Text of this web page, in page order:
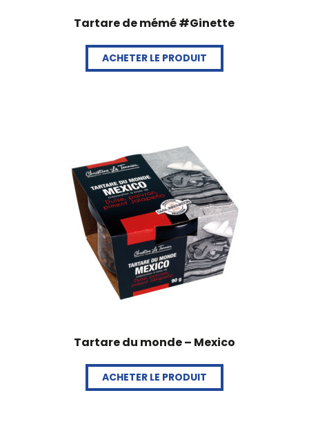
Tartare de mémé #Ginette
ACHETER LE PRODUIT
Tartare du monde – Mexico
ACHETER LE PRODUIT